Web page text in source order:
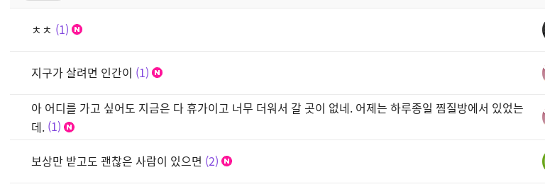
ㅊㅊ 1
지구가 살려면 인간이 1
아 어디를 가고 싶어도 지금은 다 휴가이고 너무 더워서 갈 곳이 없네. 어제는 하루종일 찜질방에서 있었는
데. 1
보상만 받고도 괜찮은 사람이 있으면 2